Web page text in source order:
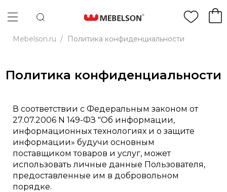
Mebelson.ru / Политика конфиденциальности
Политика конфиденциальности
В соответствии c Федеральным законом от
27.07.2006 N 149-ФЗ "Об информации,
информационных технологиях и о защите
информации» будучи основным
поставщиком товаров и услуг, может
использовать личные данные Пользователя,
предоставленные им в добровольном
порядке.